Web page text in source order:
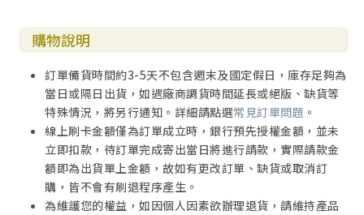
致謝 603
附註 607
索引 691
關於作者 708
購物說明
訂單備貨時間約3-5天不包含週末及國定假日，庫存足夠為
當日或隔日出貨，如遇廠商調貨時間延長或絕版、缺貨等
特殊情況，將另行通知。詳細請點選常見訂單問題 。
線上刷卡金額僅為訂單成立時，銀行預先授權金額，並未
立即扣款，待訂單完成寄出當日將進行請款，實際請款金
額即為出貨單上金額，故如有更改訂單、缺貨或取消訂
購，皆不會有刷退程序產生。
為維護您的權益，如因個人因素欲辦理退貨，請維持產品